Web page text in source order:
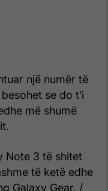
një numër të
se do t’i
më shumë
Note 3 të shitet
të ketë edhe
Galaxy Gear. /